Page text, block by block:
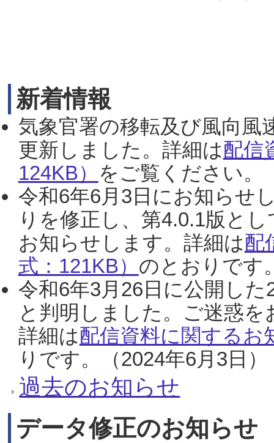
新着情報
気象官署の移転及び風向風
更新しました。詳細は配信
124KB） をご覧ください。
令和6年6月3日にお知らせ
りを修正し、第4.0.1版と
お知らせします。詳細は配
式：121KB） のとおりです
令和6年3月26日に公開し
と判明しました。ご迷惑
詳細は配信資料に関するお
りです。（2024年6月3日）
過去のお知らせ
データ修正のお知らせ